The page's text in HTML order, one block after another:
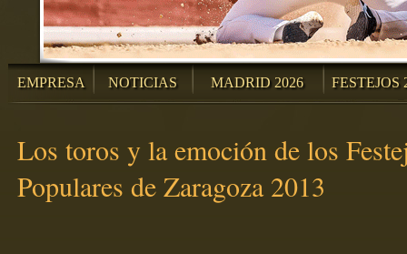
EMPRESA NOTICIAS MADRID 2026 FESTEJOS
Los toros y la emoción de los
Populares de Zaragoza 2013